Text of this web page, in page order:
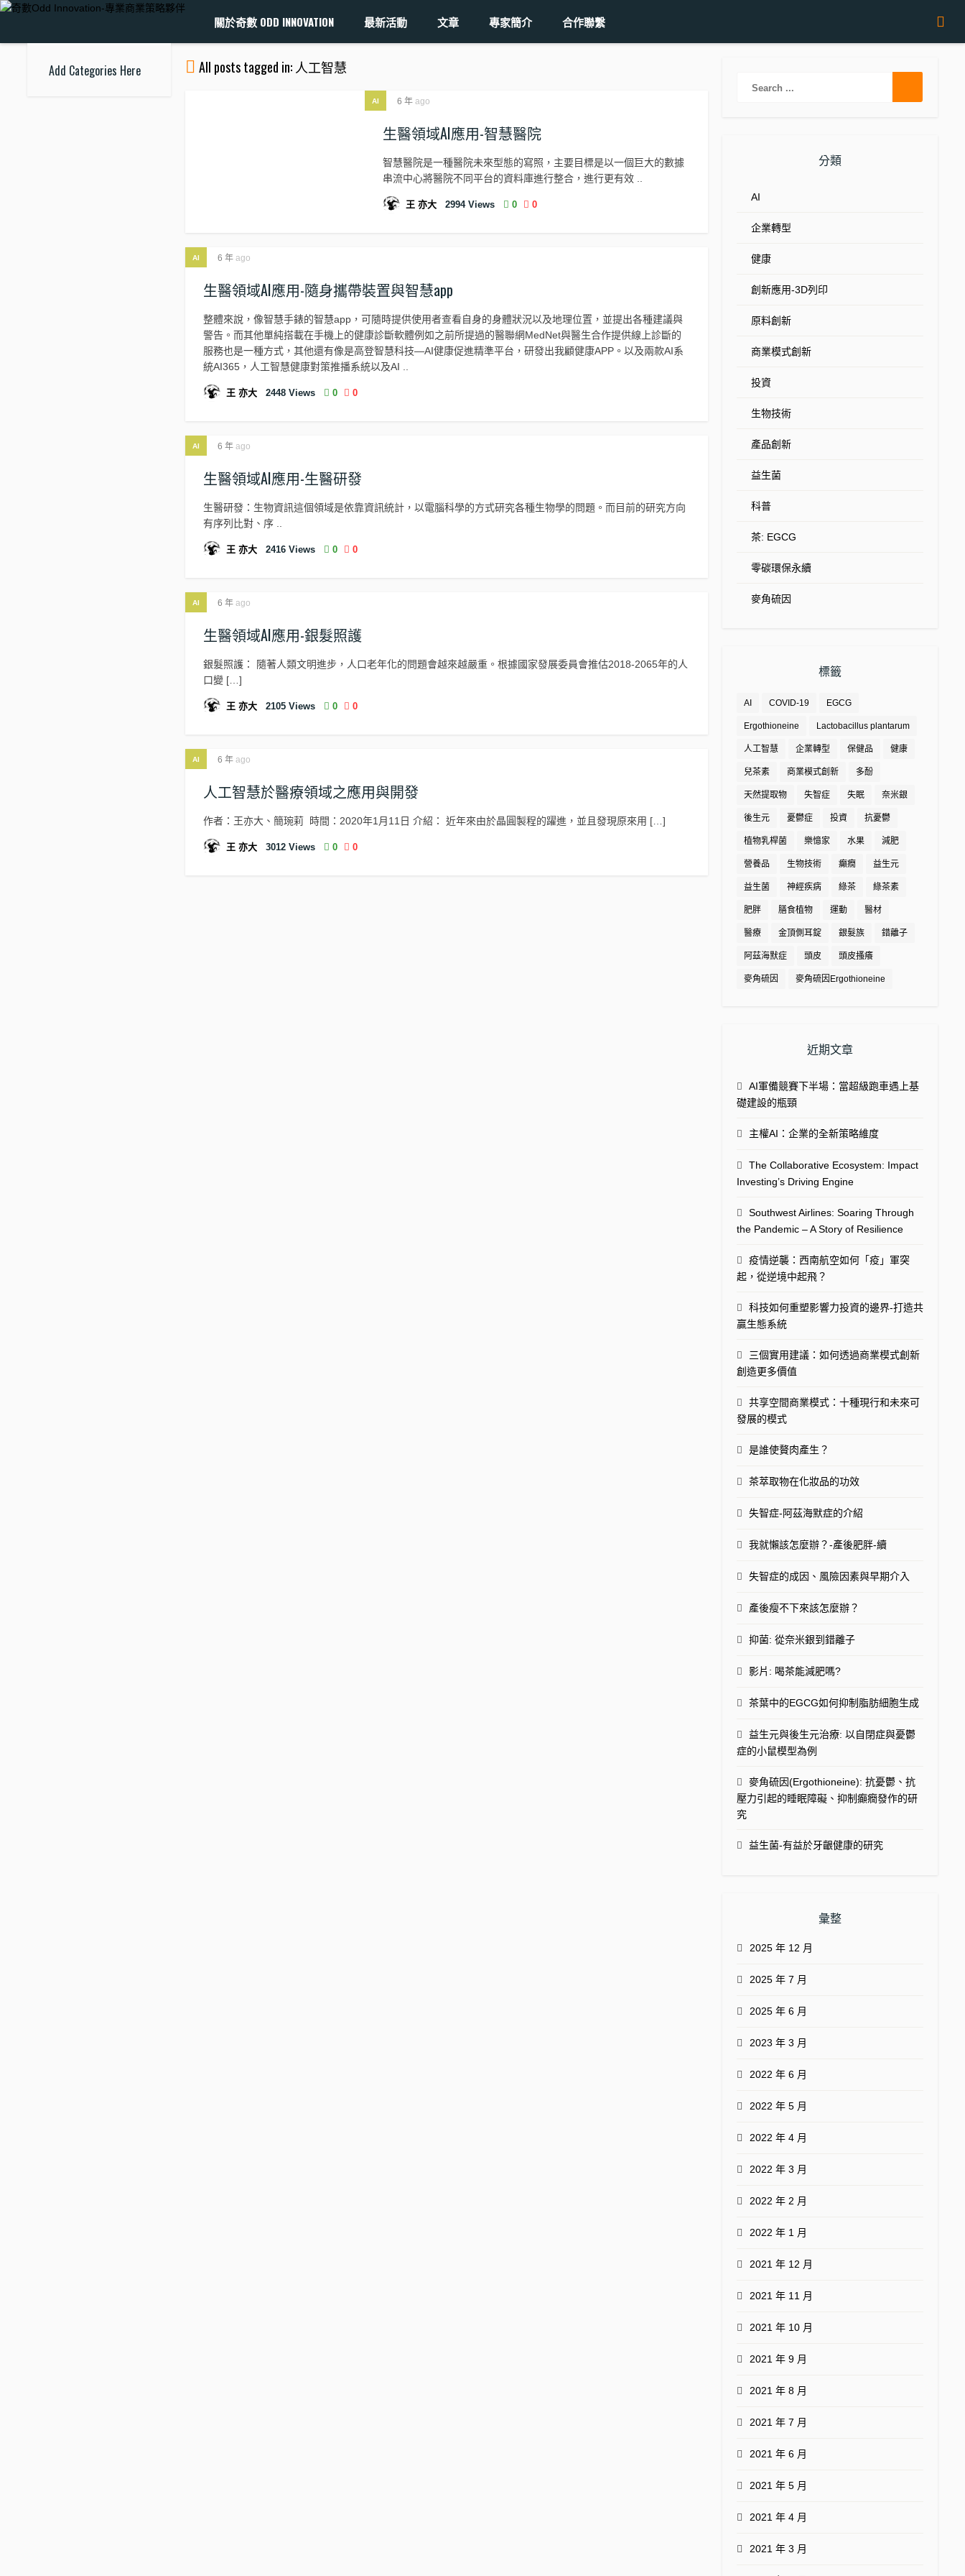
關於奇數 ODD INNOVATION 最新活動 文章 專家簡介 合作聯繫
Add Categories Here All posts tagged in: 人工智慧
AI 6 年 ago
生醫領域AI應用-智慧醫院
智慧醫院是一種醫院未來型態的寫照，主要目標是以一個巨大的數據
串流中心將醫院不同平台的資料庫進行整合，進行更有效 ..
王 亦大 2994 Views 0 0
AI 6 年 ago
生醫領域AI應用-隨身攜帶裝置與智慧app
整體來說，像智慧手錶的智慧app，可隨時提供使用者查看自身的身體狀況以及地理位置，並提出各種建議與
警告。而其他單純搭載在手機上的健康診斷軟體例如之前所提過的醫聯網MedNet與醫生合作提供線上診斷的
服務也是一種方式，其他還有像是高登智慧科技—AI健康促進精準平台，研發出我顧健康APP。以及兩款AI系
統AI365，人工智慧健康對策推播系統以及AI ..
王 亦大 2448 Views 0 0
AI 6 年 ago
生醫領域AI應用-生醫研發
生醫研發：生物資訊這個領域是依靠資訊統計，以電腦科學的方式研究各種生物學的問題。而目前的研究方向
有序列比對、序 ..
王 亦大 2416 Views 0 0
AI 6 年 ago
生醫領域AI應用-銀髮照護
銀髮照護： 隨著人類文明進步，人口老年化的問題會越來越嚴重。根據國家發展委員會推估2018-2065年的人
口變 […]
王 亦大 2105 Views 0 0
AI 6 年 ago
人工智慧於醫療領域之應用與開發
作者：王亦大、簡琬莉 時間：2020年1月11日 介紹： 近年來由於晶圓製程的躍進，並且發現原來用 […]
王 亦大 3012 Views 0 0
分類
AI
企業轉型
健康
創新應用-3D列印
原料創新
商業模式創新
投資
生物技術
產品創新
益生菌
科普
茶: EGCG
零碳環保永續
麥角硫因
標籤
AI COVID-19 EGCG
Ergothioneine Lactobacillus plantarum
人工智慧 企業轉型 保健品 健康
兒茶素 商業模式創新 多酚
天然提取物 失智症 失眠 奈米銀
後生元 憂鬱症 投資 抗憂鬱
植物乳桿菌 樂憶家 水果 減肥
營養品 生物技術 癲癇 益生元
益生菌 神經疾病 綠茶 綠茶素
肥胖 膳食植物 運動 醫材
醫療 金頂側耳錠 銀髮族 錯離子
阿茲海默症 頭皮 頭皮搔癢
麥角硫因 麥角硫因Ergothioneine
近期文章
AI軍備競賽下半場：當超級跑車遇上基
礎建設的瓶頸
主權AI：企業的全新策略維度
The Collaborative Ecosystem: Impact
Investing’s Driving Engine
Southwest Airlines: Soaring Through
the Pandemic – A Story of Resilience
疫情逆襲：西南航空如何「疫」軍突
起，從逆境中起飛？
科技如何重塑影響力投資的邊界-打造共
贏生態系統
三個實用建議：如何透過商業模式創新
創造更多價值
共享空間商業模式：十種現行和未來可
發展的模式
是誰使贅肉產生？
茶萃取物在化妝品的功效
失智症-阿茲海默症的介紹
我就懶該怎麼辦？-產後肥胖-續
失智症的成因、風險因素與早期介入
產後瘦不下來該怎麼辦？
抑菌: 從奈米銀到錯離子
影片: 喝茶能減肥嗎?
茶葉中的EGCG如何抑制脂肪細胞生成
益生元與後生元治療: 以自閉症與憂鬱
症的小鼠模型為例
麥角硫因(Ergothioneine): 抗憂鬱、抗
壓力引起的睡眠障礙、抑制癲癇發作的研
究
益生菌-有益於牙齦健康的研究
彙整
2025 年 12 月
2025 年 7 月
2025 年 6 月
2023 年 3 月
2022 年 6 月
2022 年 5 月
2022 年 4 月
2022 年 3 月
2022 年 2 月
2022 年 1 月
2021 年 12 月
2021 年 11 月
2021 年 10 月
2021 年 9 月
2021 年 8 月
2021 年 7 月
2021 年 6 月
2021 年 5 月
2021 年 4 月
2021 年 3 月